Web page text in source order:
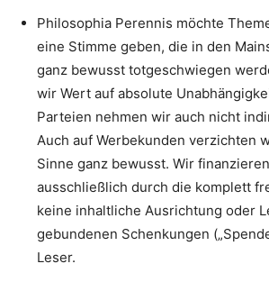
Philosophia Perennis möchte
eine Stimme geben, die in den
ganz bewusst totgeschwiegen
wir Wert auf absolute
Parteien nehmen wir auch nicht
Auch auf Werbekunden verzichten
Sinne ganz bewusst. Wir
ausschließlich durch die komplett
keine inhaltliche Ausrichtung oder
gebundenen Schenkungen
Leser.